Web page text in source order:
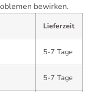
bewirken.
Lieferzeit
5-7 Tage
5-7 Tage